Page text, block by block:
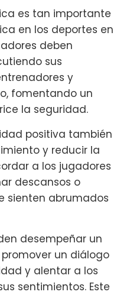
es tan importante
en los deportes en
deben
sus
y
fomentando un
la seguridad.
positiva también
y reducir la
a los jugadores
descansos o
sienten abrumados
desempeñar un
un diálogo
y alentar a los
sentimientos. Este